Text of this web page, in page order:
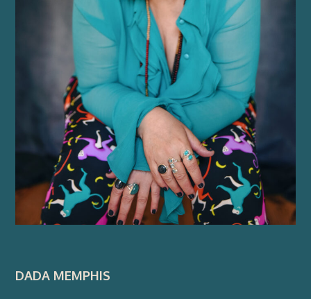
DADA MEMPHIS